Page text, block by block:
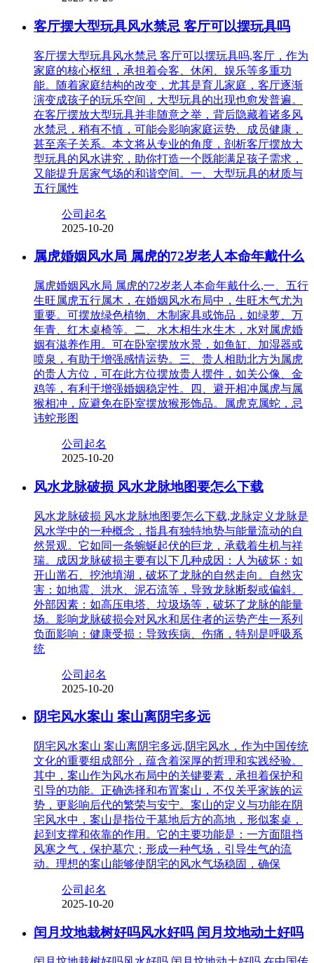
客厅摆大型玩具风水禁忌 客厅可以摆玩具吗
客厅摆大型玩具风水禁忌 客厅可以摆玩具吗,客厅，作为
家庭的核心枢纽，承担着会客、休闲、娱乐等多重功
能。随着家庭结构的改变，尤其是育儿家庭，客厅逐渐
演变成孩子的玩乐空间，大型玩具的出现也愈发普遍。
在客厅摆放大型玩具并非随意之举，背后隐藏着诸多风
水禁忌，稍有不慎，可能会影响家庭运势、成员健康，
甚至亲子关系。本文将从专业的角度，剖析客厅摆放大
型玩具的风水讲究，助你打造一个既能满足孩子需求，
又能提升居家气场的和谐空间。一、大型玩具的材质与
五行属性
公司起名
2025-10-20
属虎婚姻风水局 属虎的72岁老人本命年戴什么
属虎婚姻风水局 属虎的72岁老人本命年戴什么,一、五行
生旺属虎五行属木，在婚姻风水布局中，生旺木气尤为
重要。可摆放绿色植物、木制家具或饰品，如绿萝、万
年青、红木桌椅等。二、水木相生水生木，水对属虎婚
姻有滋养作用。可在卧室摆放水景，如鱼缸、加湿器或
喷泉，有助于增强感情运势。三、贵人相助北方为属虎
的贵人方位，可在此方位摆放贵人摆件，如关公像、金
鸡等，有利于增强婚姻稳定性。四、避开相冲属虎与属
猴相冲，应避免在卧室摆放猴形饰品。属虎克属蛇，忌
讳蛇形图
公司起名
2025-10-20
风水龙脉破损 风水龙脉地图要怎么下载
风水龙脉破损 风水龙脉地图要怎么下载,龙脉定义龙脉是
风水学中的一种概念，指具有独特地势与能量流动的自
然景观。它如同一条蜿蜒起伏的巨龙，承载着生机与祥
瑞。成因龙脉破损主要有以下几种成因：人为破坏：如
开山凿石、挖池填湖，破坏了龙脉的自然走向。自然灾
害：如地震、洪水、泥石流等，导致龙脉断裂或偏斜。
外部因素：如高压电塔、垃圾场等，破坏了龙脉的能量
场。影响龙脉破损会对风水和居住者的运势产生一系列
负面影响：健康受损：导致疾病、伤痛，特别是呼吸系
统
公司起名
2025-10-20
阴宅风水案山 案山离阴宅多远
阴宅风水案山 案山离阴宅多远,阴宅风水，作为中国传统
文化的重要组成部分，蕴含着深厚的哲理和实践经验。
其中，案山作为风水布局中的关键要素，承担着保护和
引导的功能。正确选择和布置案山，不仅关乎家族的运
势，更影响后代的繁荣与安宁。案山的定义与功能在阴
宅风水中，案山是指位于墓地后方的高地，形似案桌，
起到支撑和依靠的作用。它的主要功能是：一方面阻挡
风寒之气，保护墓穴；形成一种气场，引导生气的流
动。理想的案山能够使阴宅的风水气场稳固，确保
公司起名
2025-10-20
闰月坟地栽树好吗风水好吗 闰月坟地动土好吗